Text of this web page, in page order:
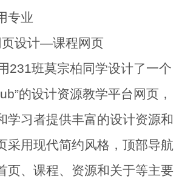
专业
页设计—课程网页
231班莫宗柏同学设计了一个
的设计资源教学平台网页，
学习者提供丰富的设计资源和
采用现代简约风格，顶部导航
页、课程、资源和关于等主要